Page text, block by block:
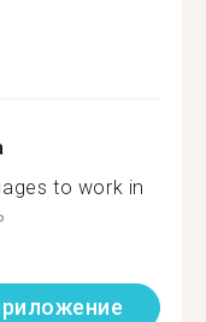
to work in